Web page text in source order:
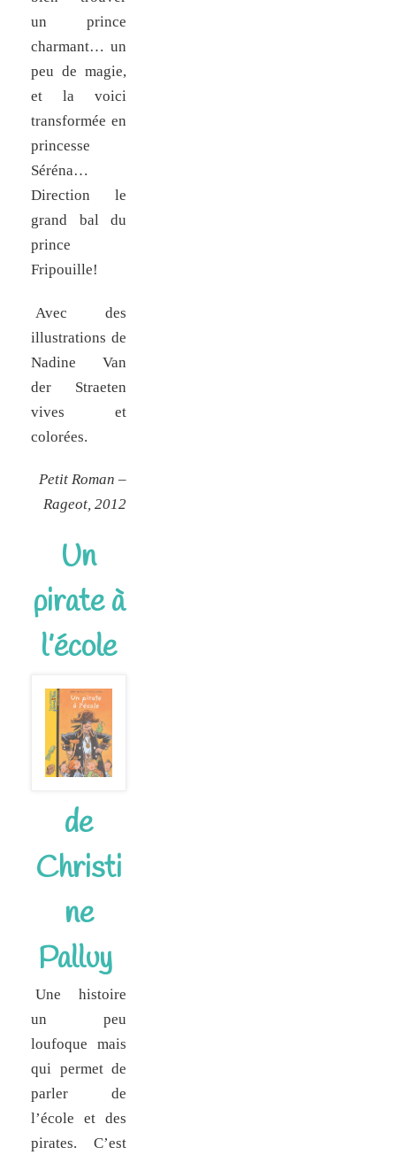
un prince
charmant… un
peu de magie,
et la voici
transformée en
princesse
Séréna…
Direction le
grand bal du
prince
Fripouille!
Avec des
illustrations de
Nadine Van
der Straeten
vives et
colorées.
Petit Roman –
Rageot, 2012
Un
pirate à
l’école
de
Christi
ne
Palluy
Une histoire
un peu
loufoque mais
qui permet de
parler de
l’école et des
pirates. C’est